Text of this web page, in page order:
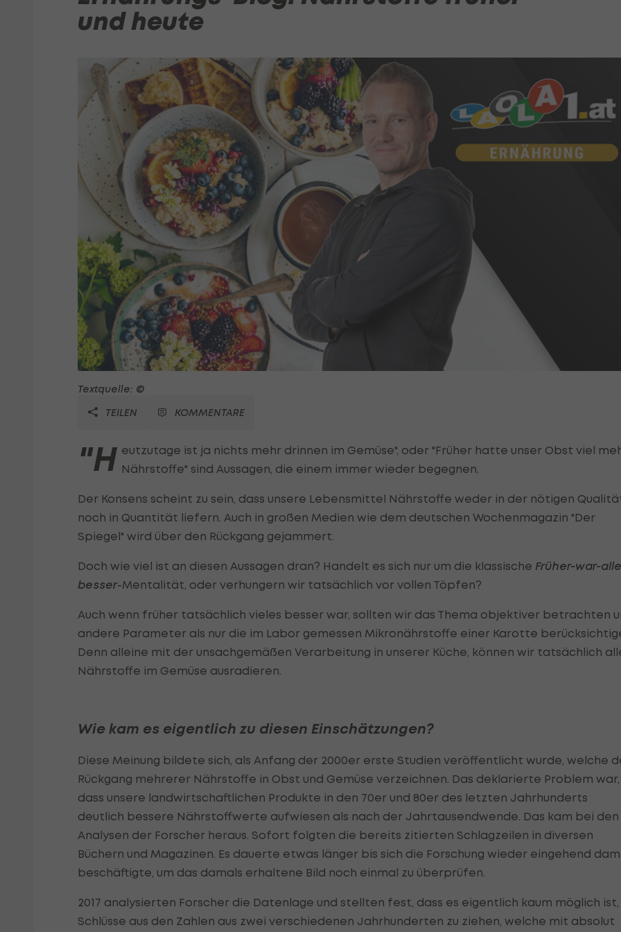
und heute
Textquelle: ©
TEILEN
KOMMENTARE
"H eutzutage ist ja nichts mehr drinnen im Gemüse", oder "Früher hatte unser Obst viel
Nährstoffe" sind Aussagen, die einem immer wieder begegnen.
Der Konsens scheint zu sein, dass unsere Lebensmittel Nährstoffe weder in der nötigen
noch in Quantität liefern. Auch in großen Medien wie dem deutschen Wochenmagazin "Der
Spiegel" wird über den Rückgang gejammert.
Doch wie viel ist an diesen Aussagen dran? Handelt es sich nur um die klassische Früher-war-
besser-Mentalität, oder verhungern wir tatsächlich vor vollen Töpfen?
Auch wenn früher tatsächlich vieles besser war, sollten wir das Thema objektiver betrachten
andere Parameter als nur die im Labor gemessen Mikronährstoffe einer Karotte
Denn alleine mit der unsachgemäßen Verarbeitung in unserer Küche, können wir tatsächlich
Nährstoffe im Gemüse ausradieren.
Wie kam es eigentlich zu diesen Einschätzungen?
Diese Meinung bildete sich, als Anfang der 2000er erste Studien veröffentlicht wurde, welche
Rückgang mehrerer Nährstoffe in Obst und Gemüse verzeichnen. Das deklarierte Problem war,
dass unsere landwirtschaftlichen Produkte in den 70er und 80er des letzten Jahrhunderts
deutlich bessere Nährstoffwerte aufwiesen als nach der Jahrtausendwende. Das kam bei den
Analysen der Forscher heraus. Sofort folgten die bereits zitierten Schlagzeilen in diversen
Büchern und Magazinen. Es dauerte etwas länger bis sich die Forschung wieder eingehend
beschäftigte, um das damals erhaltene Bild noch einmal zu überprüfen.
2017 analysierten Forscher die Datenlage und stellten fest, dass es eigentlich kaum möglich ist,
Schlüsse aus den Zahlen aus zwei verschiedenen Jahrhunderten zu ziehen, welche mit absolut